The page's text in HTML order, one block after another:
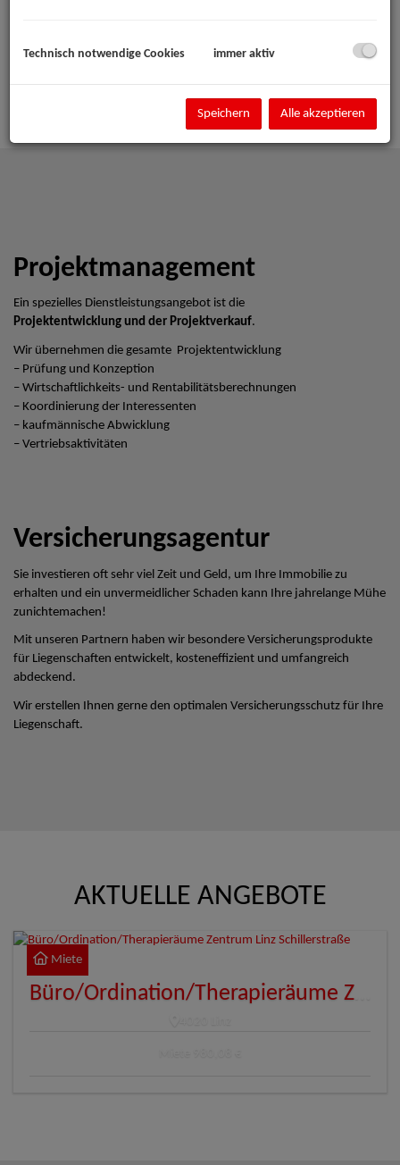
Projektmanagement
Ein spezielles Dienstleistungsangebot ist die
Projektentwicklung und der Projektverkauf.
Wir übernehmen die gesamte Projektentwicklung
– Prüfung und Konzeption
– Wirtschaftlichkeits- und Rentabilitätsberechnungen
– Koordinierung der Interessenten
– kaufmännische Abwicklung
– Vertriebsaktivitäten
Versicherungsagentur
Sie investieren oft sehr viel Zeit und Geld, um Ihre Immobilie zu
erhalten und ein unvermeidlicher Schaden kann Ihre jahrelange Mühe
zunichtemachen!
Mit unseren Partnern haben wir besondere Versicherungsprodukte
für Liegenschaften entwickelt, kosteneffizient und umfangreich
abdeckend.
Wir erstellen Ihnen gerne den optimalen Versicherungsschutz für Ihre
Liegenschaft.
AKTUELLE ANGEBOTE
Miete
Technisch notwendige Cookies immer aktiv
Speichern Alle akzeptieren